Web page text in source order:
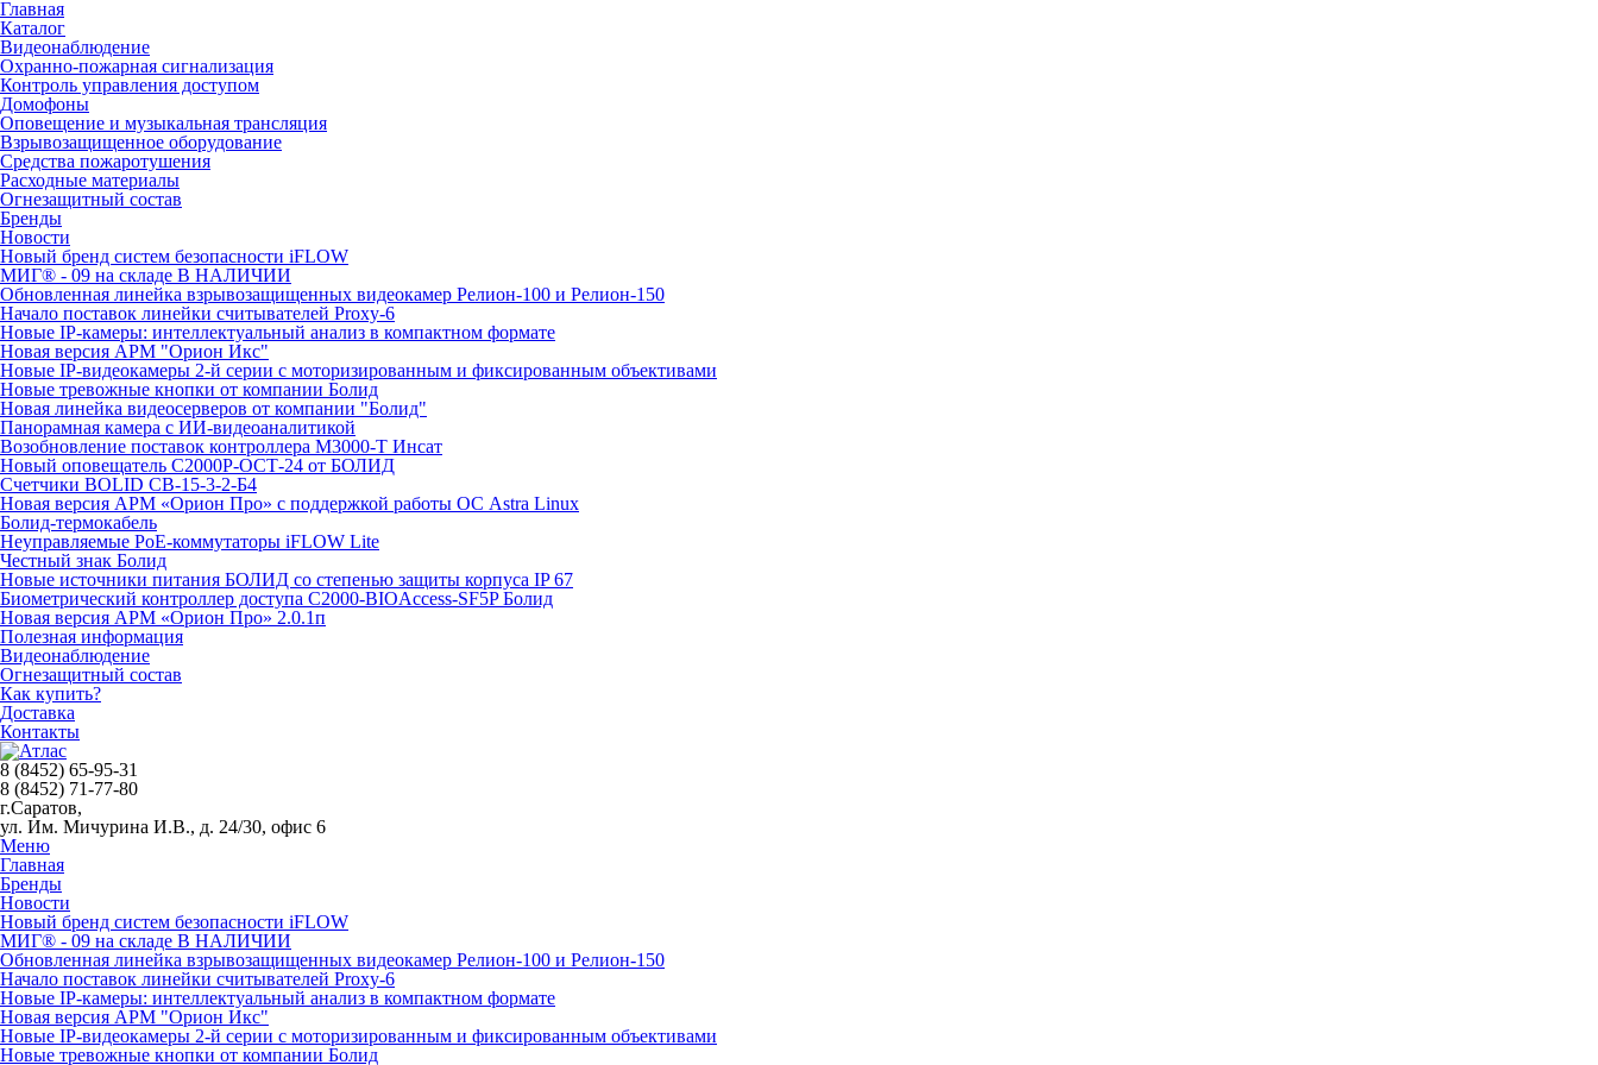
Главная
Каталог
Видеонаблюдение
Охранно-пожарная сигнализация
Контроль управления доступом
Домофоны
Оповещение и музыкальная трансляция
Взрывозащищенное оборудование
Средства пожаротушения
Расходные материалы
Огнезащитный состав
Бренды
Новости
Новый бренд систем безопасности iFLOW
МИГ® - 09 на складе В НАЛИЧИИ
Обновленная линейка взрывозащищенных видеокамер Релион-100 и Релион-150
Начало поставок линейки считывателей Proxy-6
Новые IP-камеры: интеллектуальный анализ в компактном формате
Новая версия АРМ "Орион Икс"
Новые IP-видеокамеры 2-й серии с моторизированным и фиксированным объективами
Новые тревожные кнопки от компании Болид
Новая линейка видеосерверов от компании "Болид"
Панорамная камера с ИИ-видеоаналитикой
Возобновление поставок контроллера М3000-Т Инсат
Новый оповещатель С2000Р-ОСТ-24 от БОЛИД
Счетчики BOLID СВ-15-3-2-Б4
Новая версия АРМ «Орион Про» с поддержкой работы ОС Astra Linux
Болид-термокабель
Неуправляемые PoE-коммутаторы iFLOW Lite
Честный знак Болид
Новые источники питания БОЛИД со степенью защиты корпуса IP 67
Биометрический контроллер доступа С2000-BIOAccess-SF5P Болид
Новая версия АРМ «Орион Про» 2.0.1п
Полезная информация
Видеонаблюдение
Огнезащитный состав
Как купить?
Доставка
Контакты
8 (8452) 65-95-31
8 (8452) 71-77-80
г.Саратов,
ул. Им. Мичурина И.В., д. 24/30, офис 6
Меню
Главная
Бренды
Новости
Новый бренд систем безопасности iFLOW
МИГ® - 09 на складе В НАЛИЧИИ
Обновленная линейка взрывозащищенных видеокамер Релион-100 и Релион-150
Начало поставок линейки считывателей Proxy-6
Новые IP-камеры: интеллектуальный анализ в компактном формате
Новая версия АРМ "Орион Икс"
Новые IP-видеокамеры 2-й серии с моторизированным и фиксированным объективами
Новые тревожные кнопки от компании Болид